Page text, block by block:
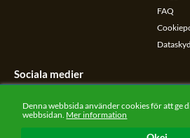
Denna webbsida använder cookies för att ge
webbsidan. Mer information
FAQ
Sociala medier